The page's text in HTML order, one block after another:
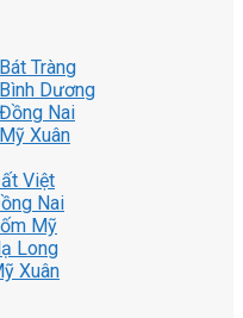
Tràng
Dương
Nai
Xuân
Việt
Nai
Mỹ
Long
Xuân